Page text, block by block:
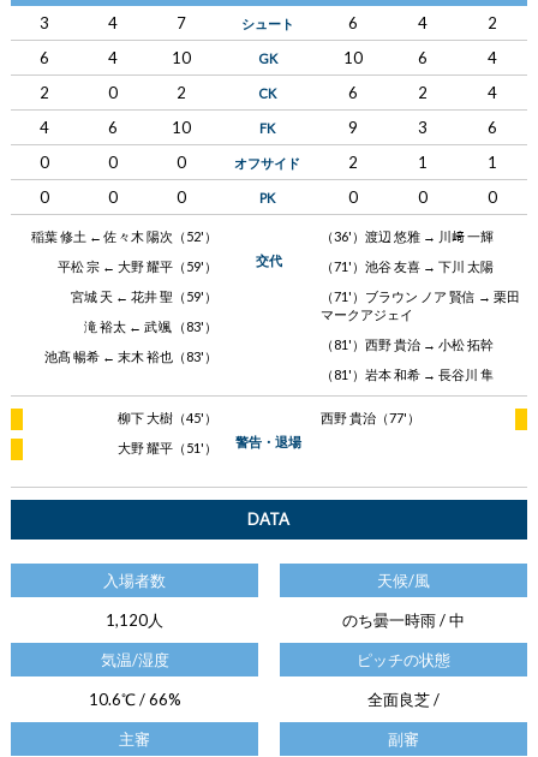
3
4 7 シュート 6 4
2
6
4 10 GK 10 6
4
2
0 2 CK 6 2
4
4
6 10 FK 9 3
6
0
0 0 オフサイド 2 1
1
0
0 0 PK 0 0 0
交代
稲葉 修土 ← 佐々木 陽次（52'）
平松 宗 ← 大野 耀平（59'）
宮城 天 ← 花井 聖（59'）
滝 裕太 ← 武 颯（83'）
池髙 暢希 ← 末木 裕也（83'）
（36'）渡辺 悠雅 → 川﨑 一輝
（71'）池谷 友喜 → 下川 太陽
（71'）ブラウン ノア 賢信 → 栗田
マークアジェイ
（81'）西野 貴治 → 小松 拓幹
（81'）岩本 和希 → 長谷川 隼
警告・退場
柳下 大樹（45'）
大野 耀平（51'）
西野 貴治（77'）
DATA
入場者数
1,120人
天候/風
のち曇一時雨 / 中
気温/湿度
10.6℃ / 66%
ピッチの状態
全面良芝 /
主審 副審